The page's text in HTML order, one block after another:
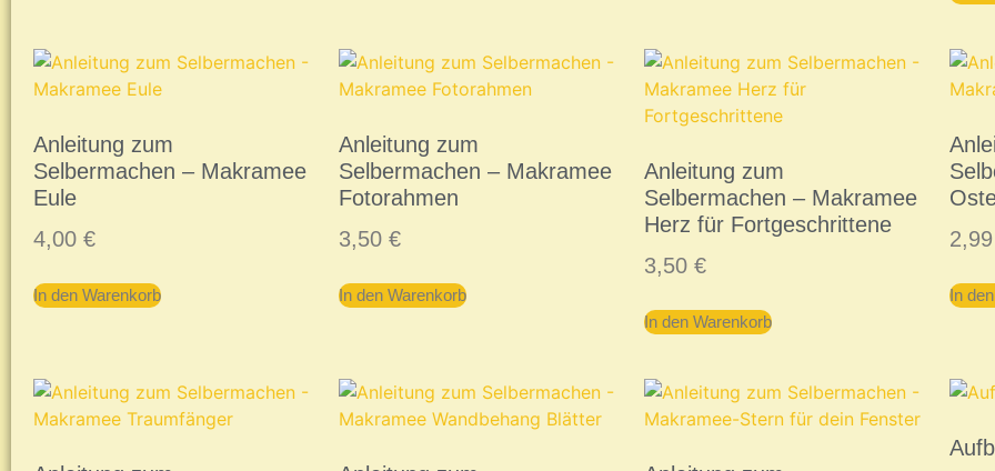
Anleitung zum
Selbermachen – Makramee
Eule
4,00 €
In den Warenkorb
Anleitung zum
Selbermachen – Makramee
Fotorahmen
3,50 €
In den Warenkorb
Anleitung zum
Selbermachen – Makramee
Herz für Fortgeschrittene
3,50 €
In den Warenkorb
2,99
In